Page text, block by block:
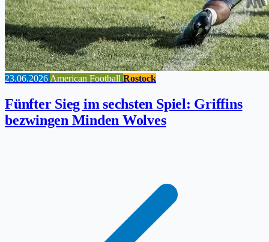
23.06.2026 American Football Rostock
Fünfter Sieg im sechsten Spiel: Griffins
bezwingen Minden Wolves